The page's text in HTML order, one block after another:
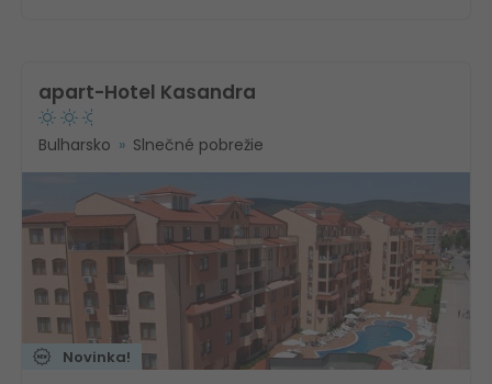
apart-Hotel Kasandra
Bulharsko Slnečné pobrežie
Novinka!